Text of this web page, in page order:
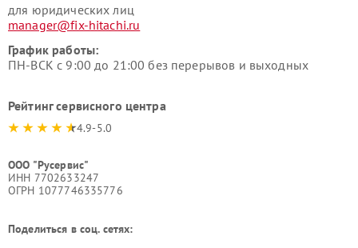
для юридических лиц
manager@fix-hitachi.ru
График работы:
ПН-ВСК с 9:00 до 21:00 без перерывов и выходных
Рейтинг сервисного центра
4.9-5.0
ООО "Русервис"
ИНН 7702633247
ОГРН 1077746335776
Поделиться в соц. сетях: